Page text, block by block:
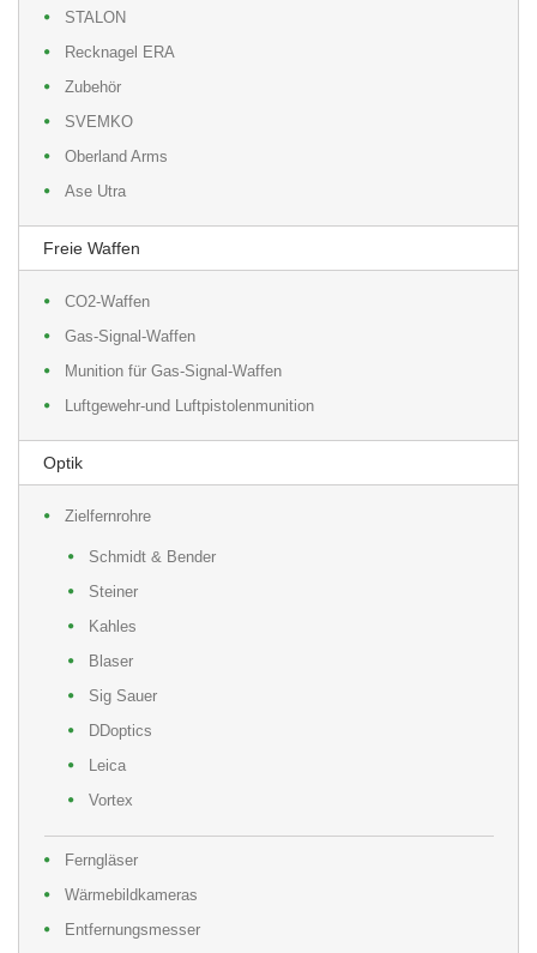
STALON
Recknagel ERA
Zubehör
SVEMKO
Oberland Arms
Ase Utra
Freie Waffen
CO2-Waffen
Gas-Signal-Waffen
Munition für Gas-Signal-Waffen
Luftgewehr-und Luftpistolenmunition
Optik
Zielfernrohre
Schmidt & Bender
Steiner
Kahles
Blaser
Sig Sauer
DDoptics
Leica
Vortex
Ferngläser
Wärmebildkameras
Entfernungsmesser